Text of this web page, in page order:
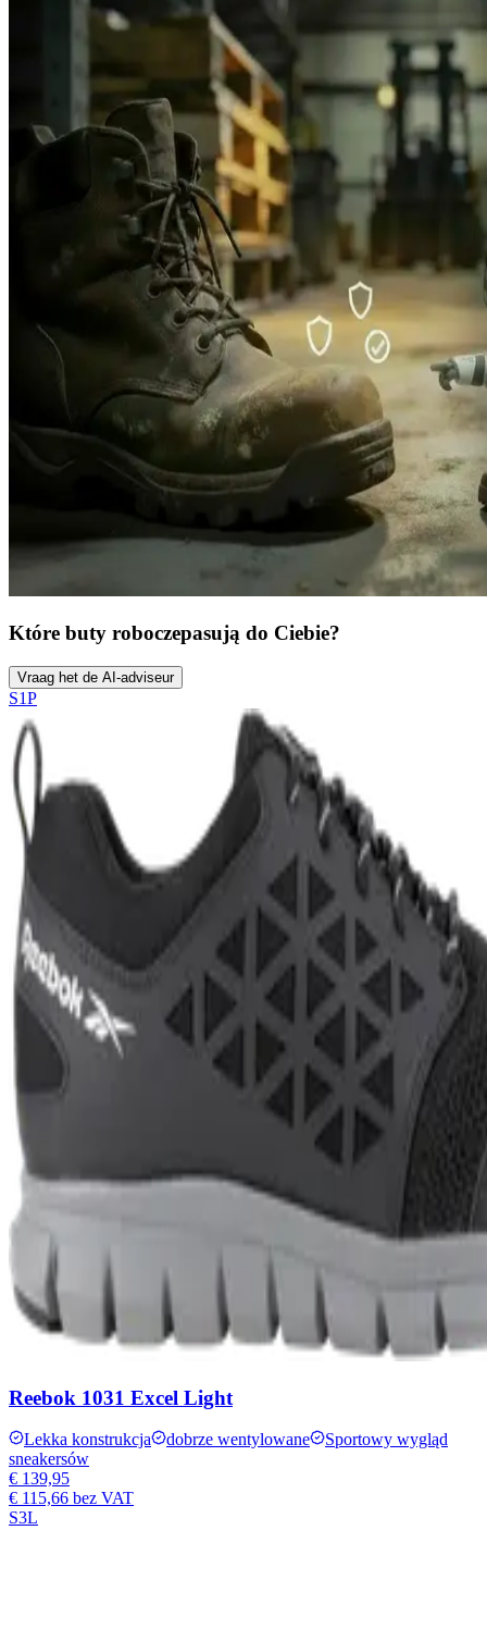
Które buty roboczepasują do Ciebie?
Vraag het de AI-adviseur
S1P
Reebok 1031 Excel Light
Lekka konstrukcja dobrze wentylowane
Sportowy wygląd
sneakersów
€ 139,95
€ 115,66 bez VAT
S3L